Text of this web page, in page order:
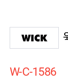
W-C-1586